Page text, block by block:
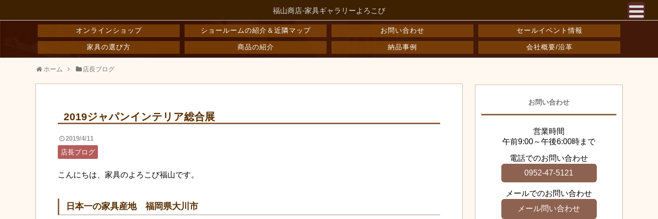
福山商店-家具ギャラリーよろこび
オンラインショップ ショールームの紹介＆近隣マップ お問い合わせ セールイベント情報
家具の選び方 商品の紹介 納品事例 会社概要/沿革
ホーム 店長ブログ
2019ジャパンインテリア総合展
2019/4/11
店長ブログ
こんにちは、家具のよろこび福山です。
日本一の家具産地 福岡県大川市
お問い合わせ
営業時間
午前9:00～午後6:00時まで
電話でのお問い合わせ
0952-47-5121
メールでのお問い合わせ
メール問い合わせ